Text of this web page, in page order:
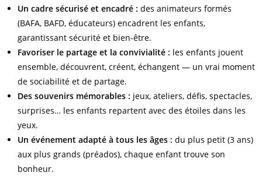
Un cadre sécurisé et encadré : des animateurs formés
(BAFA, BAFD, éducateurs) encadrent les enfants,
garantissant sécurité et bien-être.
Favoriser le partage et la convivialité : les enfants jouent
ensemble, découvrent, créent, échangent — un vrai moment
de sociabilité et de partage.
Des souvenirs mémorables : jeux, ateliers, défis, spectacles,
surprises… les enfants repartent avec des étoiles dans les
yeux.
Un événement adapté à tous les âges : du plus petit (3 ans)
aux plus grands (préados), chaque enfant trouve son
bonheur.